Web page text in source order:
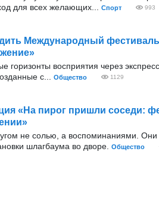
для всех желающих...
Спорт 993
Международный
горизонты восприятия через
с...
Общество 1129
«На пирог пришли соседи:
не солью, а воспоминаниями.
шлагбаума во дворе.
Общество